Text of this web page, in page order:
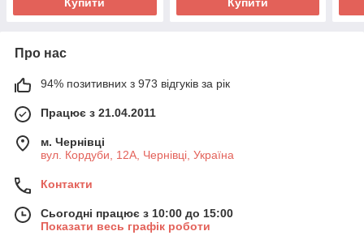
Про нас
94% позитивних з 973 відгуків за рік
Працює з 21.04.2011
м. Чернівці
вул. Кордуби, 12А, Чернівці, Україна
Контакти
Сьогодні працює з 10:00 до 15:00
Показати весь графік роботи